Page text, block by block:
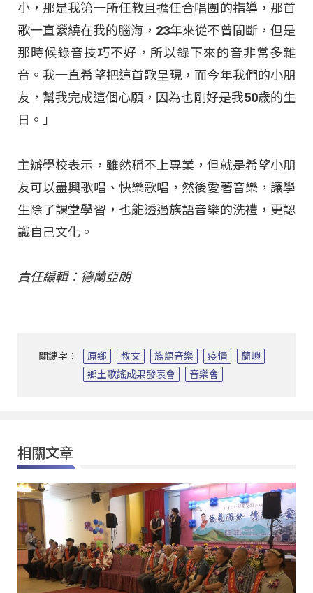
小，那是我第一所任教且擔任合唱團的指導，那首
歌一直縈繞在我的腦海，23年來從不曾間斷，但是
那時候錄音技巧不好，所以錄下來的音非常多雜
音。我一直希望把這首歌呈現，而今年我們的小朋
友，幫我完成這個心願，因為也剛好是我50歲的生
日。」
主辦學校表示，雖然稱不上專業，但就是希望小朋
友可以盡興歌唱、快樂歌唱，然後愛著音樂，讓學
生除了課堂學習，也能透過族語音樂的洗禮，更認
識自己文化。
責任編輯：德蘭亞朗
關鍵字： 原鄉 教文 族語音樂 疫情
蘭嶼
鄉土歌謠成果發表會
音樂會
相關文章